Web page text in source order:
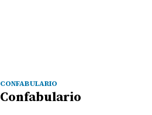
CONFABULARIO
Confabulario